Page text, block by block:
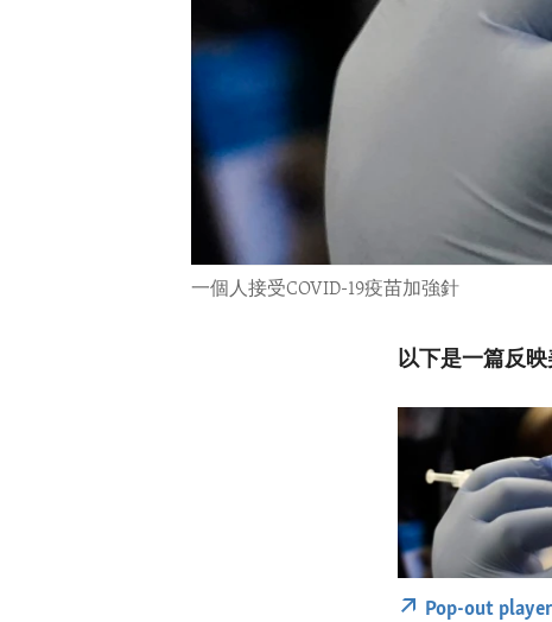
一個人接受COVID-19疫苗加強針
以下是一篇反映
Pop-out player